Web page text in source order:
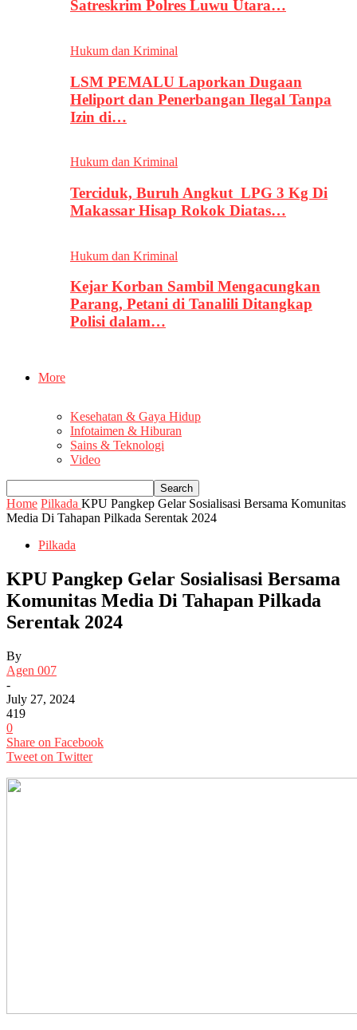
Satreskrim Polres Luwu Utara…
Hukum dan Kriminal
LSM PEMALU Laporkan Dugaan
Heliport dan Penerbangan Ilegal Tanpa
Izin di…
Hukum dan Kriminal
Terciduk, Buruh Angkut LPG 3 Kg Di
Makassar Hisap Rokok Diatas…
Hukum dan Kriminal
Kejar Korban Sambil Mengacungkan
Parang, Petani di Tanalili Ditangkap
Polisi dalam…
More
Kesehatan & Gaya Hidup
Infotaimen & Hiburan
Sains & Teknologi
Video
Home Pilkada KPU Pangkep Gelar Sosialisasi Bersama Komunitas
Media Di Tahapan Pilkada Serentak 2024
Pilkada
KPU Pangkep Gelar Sosialisasi Bersama
Komunitas Media Di Tahapan Pilkada
Serentak 2024
By
Agen 007
-
July 27, 2024
419
0
Share on Facebook
Tweet on Twitter